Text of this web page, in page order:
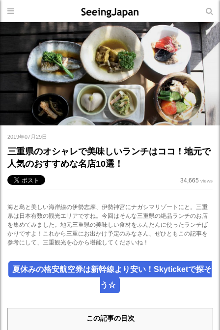
2019年07月29日
三重県のオシャレで美味しいランチはココ！地元で
人気のおすすめな名店10選！
34,665 views
海と島と美しい海岸線の伊勢志摩、伊勢神宮にナガシマリゾートにと。三重
県は日本有数の観光エリアですね。今回はそんな三重県の絶品ランチのお店
を集めてみました。地元三重県の美味しい食材をふんだんに使ったランチば
かりですよ！これから三重にお出かけ予定のみなさん、ぜひともこの記事を
参考にして、三重観光を心から堪能してくださいね！
夏休みの格安航空券は新幹線より安い！Skyticketで探そ
う☆
この記事の目次